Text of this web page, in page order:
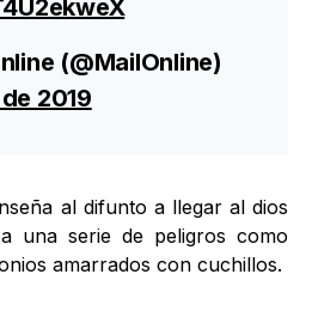
(@MailOnline)
2019
al difunto a llegar al dios
una serie de peligros como
amarrados con cuchillos.